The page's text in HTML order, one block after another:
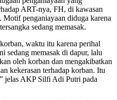
ART-nya, FH, di kawasan
penganiayaan diduga karena
sedang memasak.
waktu itu karena perihal
sedang memasak di dapur, lalu
oleh korban dan mengakibatkan
kekerasan terhadap korban. Itu
jelas AKP Silfi Adi Putri pada